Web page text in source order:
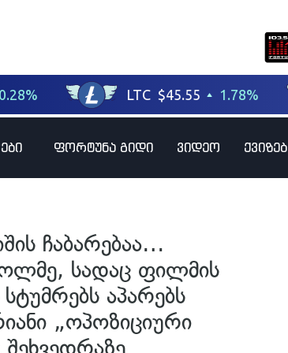
ფორტუნა გიდი ვიდეო
ჩაბარებაა…
სადაც ფილმის
აპარებს
„ოპოზიციური